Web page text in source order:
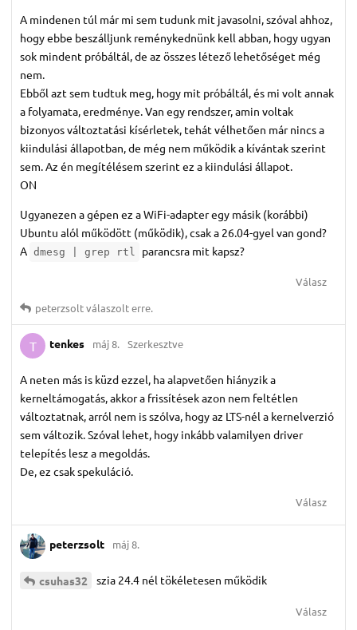
A mindenen túl már mi sem tudunk mit javasolni, szóval ahhoz,
hogy ebbe beszálljunk reménykednünk kell abban, hogy ugyan
sok mindent próbáltál, de az összes létező lehetőséget még
nem.
Ebből azt sem tudtuk meg, hogy mit próbáltál, és mi volt annak
a folyamata, eredménye. Van egy rendszer, amin voltak
bizonyos változtatási kísérletek, tehát vélhetően már nincs a
kiindulási állapotban, de még nem működik a kívántak szerint
sem. Az én megítélésem szerint ez a kiindulási állapot.
ON
Ugyanezen a gépen ez a WiFi-adapter egy másik (korábbi)
Ubuntu alól működött (működik), csak a 26.04-gyel van gond?
A dmesg | grep rtl parancsra mit kapsz?
Válasz
peterzsoltválaszolt erre.
T tenkes máj 8. Szerkesztve
A neten más is küzd ezzel, ha alapvetően hiányzik a
kerneltámogatás, akkor a frissítések azon nem feltétlen
változtatnak, arról nem is szólva, hogy az LTS-nél a kernelverzió
sem változik. Szóval lehet, hogy inkább valamilyen driver
telepítés lesz a megoldás.
De, ez csak spekuláció.
Válasz
peterzsolt máj 8.
csuhas32 szia 24.4 nél tökéletesen működik
Válasz